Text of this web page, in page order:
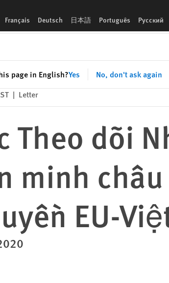
Français Deutsch 日本語 Português Русский
page in English?Yes No, don't ask again
| Letter
Theo dõi
minh
EU-